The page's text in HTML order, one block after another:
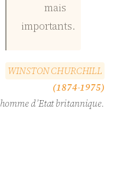
mais
importants.
WINSTONCHURCHILL
(1874-1975)
homme d’Etat britannique.